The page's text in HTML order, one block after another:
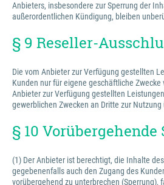
Anbieters, insbesondere zur Sperrung der
außerordentlichen Kündigung, bleiben
§ 9 Reseller-
Die vom Anbieter zur Verfügung gestellten
Kunden nur für eigene geschäftliche
Anbieter zur Verfügung gestellten
gewerblichen Zwecken an Dritte zur Nutzung
§ 10 Vorübergehende
(1) Der Anbieter ist berechtigt, die Inhalte
gegebenenfalls auch den Zugang des
vorübergehend zu unterbrechen (Sperrung),